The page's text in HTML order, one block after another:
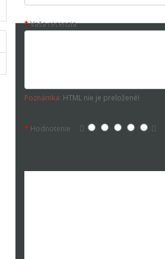
Vaša recenzia
Poznámka: HTML nie je preložené!
Hodnotenie